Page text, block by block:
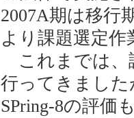
2007A期は移行
より課題選定
これまでは、
行ってきまし
SPring-8の評価